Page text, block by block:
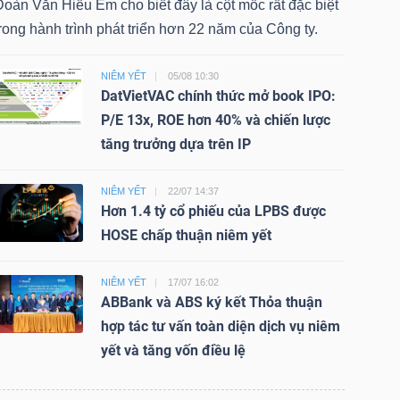
Văn Hiểu Em cho biết đây là cột mốc rất đặc biệt
hành trình phát triển hơn 22 năm của Công ty.
NIÊM YẾT 05/08 10:30
DatVietVAC chính thức mở book IPO:
P/E 13x, ROE hơn 40% và chiến lược
tăng trưởng dựa trên IP
NIÊM YẾT 22/07 14:37
Hơn 1.4 tỷ cổ phiếu của LPBS được
HOSE chấp thuận niêm yết
NIÊM YẾT 17/07 16:02
ABBank và ABS ký kết Thỏa thuận
hợp tác tư vấn toàn diện dịch vụ niêm
yết và tăng vốn điều lệ